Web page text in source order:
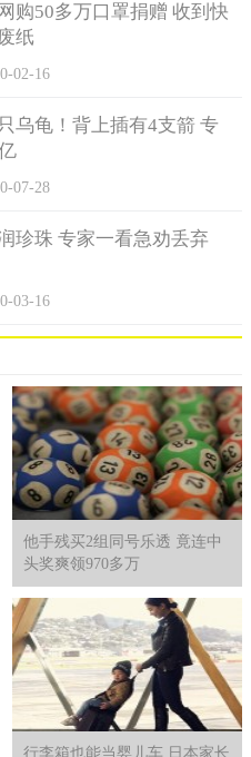
然遇到了极其恶劣的天气，这
只撞到了岩石。船只逐渐的进
后后救出了30来人，船上其他
时在海上看到了一艘诡异的幽
购50多万口罩捐赠 收到快
纸
02-16
乌龟！背上插有4支箭 专
07-28
珍珠 专家一看急劝丢弃
03-16
他手残买2组同号乐透 竟连中
头奖爽领970多万
行李箱也能当婴儿车 日本家长